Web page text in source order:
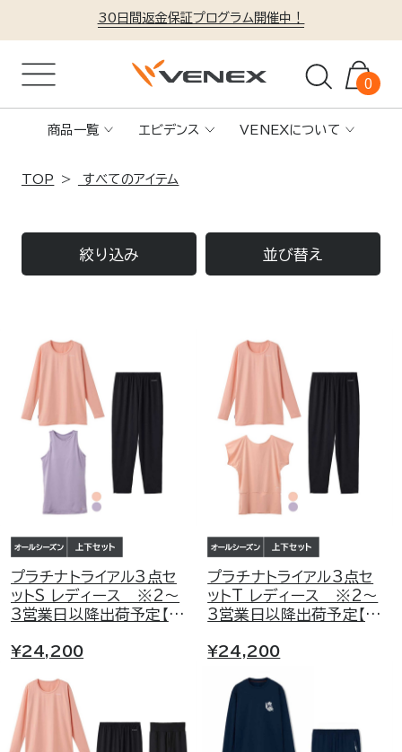
30日間返金保証プログラム開催中！
0
商品一覧 エビデンス VENEXについて
TOP すべてのアイテム
絞り込み 並び替え
プラチナトライアル3点セ
ットS レディース ※2～
3営業日以降出荷予定【返
¥24,200
プラチナトライアル3点セ
ットT レディース ※2～
3営業日以降出荷予定【返
¥24,200